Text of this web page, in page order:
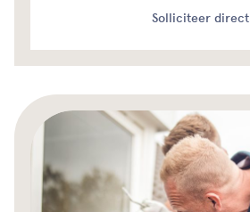
Solliciteer direct